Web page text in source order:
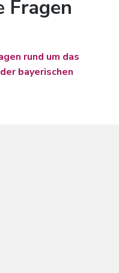
Fragen
rund um das
bayerischen